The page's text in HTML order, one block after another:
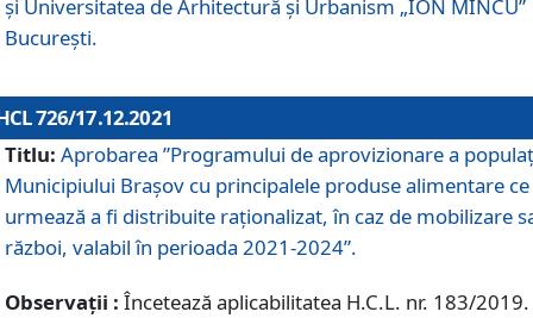
și Universitatea de Arhitectură și Urbanism „ION MINCU”
București.
726/17.12.2021
Titlu: Aprobarea ”Programului de aprovizionare a
Municipiului Braşov cu principalele produse alimentare ce
urmează a fi distribuite raționalizat, în caz de mobilizare
război, valabil în perioada 2021-2024”.
Observații : Încetează aplicabilitatea H.C.L. nr. 183/2019.